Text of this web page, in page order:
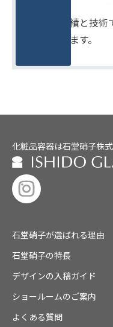
たしかな実績と技
りをめざします。
化粧品容器は石堂硝子株
石堂硝子が選ばれる理由
石堂硝子の特長
デザインの入稿ガイド
ショールームのご案内
よくある質問